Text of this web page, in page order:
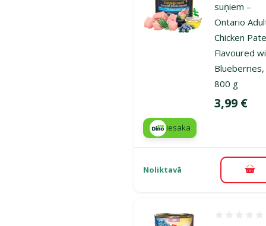
suņiem –
Ontario
Chicken
Flavoured
Blueberries,
800 g
Cena
3,99 €
iesaka
Noliktavā